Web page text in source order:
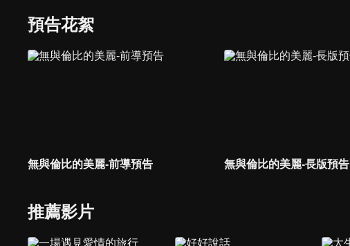
預告花絮
無與倫比的美麗-前導預告 無與倫比的美麗-長版預告
推薦影片